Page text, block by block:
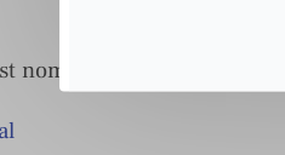
nommée directrice